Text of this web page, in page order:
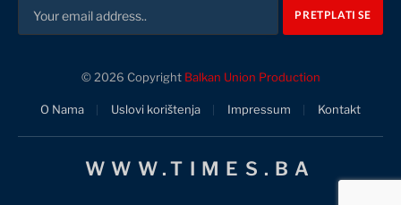
© 2026 Copyright Balkan Union Production
O Nama Uslovi korištenja Impressum Kontakt
WWW.TIMES.BA